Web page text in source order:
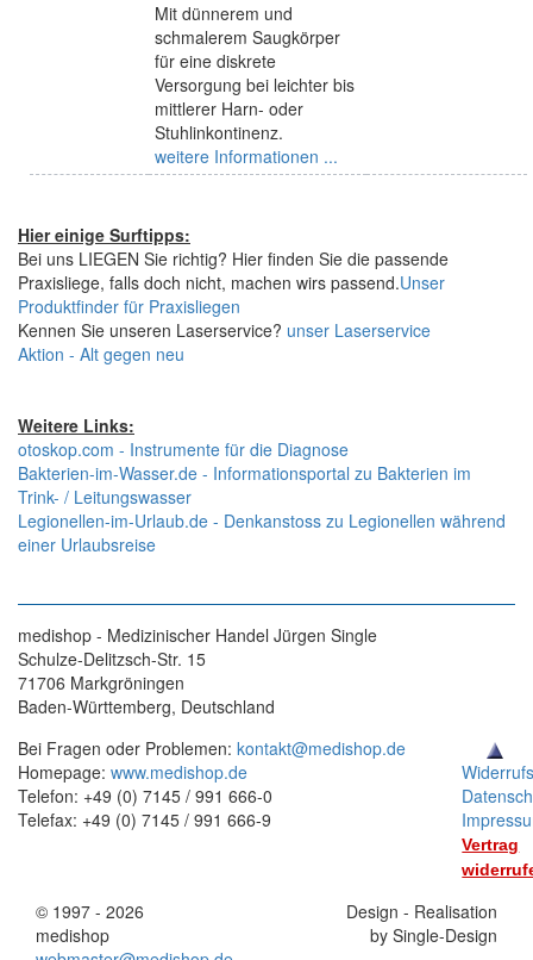
Mit dünnerem und
schmalerem Saugkörper
für eine diskrete
Versorgung bei leichter bis
mittlerer Harn- oder
Stuhlinkontinenz.
weitere Informationen ...
Hier einige Surftipps:
Bei uns LIEGEN Sie richtig? Hier finden Sie die passende
Praxisliege, falls doch nicht, machen wirs passend.Unser
Produktfinder für Praxisliegen
Kennen Sie unseren Laserservice? unser Laserservice
Aktion - Alt gegen neu
Weitere Links:
otoskop.com - Instrumente für die Diagnose
Bakterien-im-Wasser.de - Informationsportal zu Bakterien im
Trink- / Leitungswasser
Legionellen-im-Urlaub.de - Denkanstoss zu Legionellen während
einer Urlaubsreise
medishop - Medizinischer Handel Jürgen Single
Schulze-Delitzsch-Str. 15
71706 Markgröningen
Baden-Württemberg, Deutschland
Bei Fragen oder Problemen: kontakt@medishop.de
Homepage: www.medishop.de
Telefon: +49 (0) 7145 / 991 666-0
Telefax: +49 (0) 7145 / 991 666-9
Vertrag
© 1997 - 2026
medishop
Design - Realisation
by Single-Design